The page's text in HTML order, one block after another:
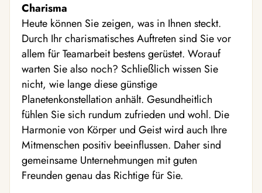
Charisma
Heute können Sie zeigen, was in Ihnen steckt.
Durch Ihr charismatisches Auftreten sind Sie vor
allem für Teamarbeit bestens gerüstet. Worauf
warten Sie also noch? Schließlich wissen Sie
nicht, wie lange diese günstige
Planetenkonstellation anhält. Gesundheitlich
fühlen Sie sich rundum zufrieden und wohl. Die
Harmonie von Körper und Geist wird auch Ihre
Mitmenschen positiv beeinflussen. Daher sind
gemeinsame Unternehmungen mit guten
Freunden genau das Richtige für Sie.